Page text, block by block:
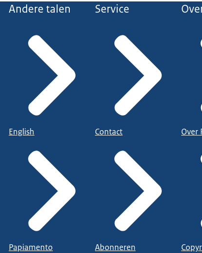
Andere talen
English
Papiamento
Service
Contact
Abonneren
Over